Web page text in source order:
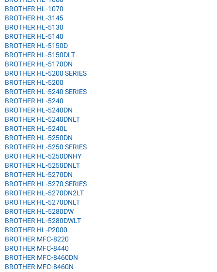
BROTHER HL-1070
BROTHER HL-3145
BROTHER HL-5130
BROTHER HL-5140
BROTHER HL-5150D
BROTHER HL-5150DLT
BROTHER HL-5170DN
BROTHER HL-5200 SERIES
BROTHER HL-5200
BROTHER HL-5240 SERIES
BROTHER HL-5240
BROTHER HL-5240DN
BROTHER HL-5240DNLT
BROTHER HL-5240L
BROTHER HL-5250DN
BROTHER HL-5250 SERIES
BROTHER HL-5250DNHY
BROTHER HL-5250DNLT
BROTHER HL-5270DN
BROTHER HL-5270 SERIES
BROTHER HL-5270DN2LT
BROTHER HL-5270DNLT
BROTHER HL-5280DW
BROTHER HL-5280DWLT
BROTHER HL-P2000
BROTHER MFC-8220
BROTHER MFC-8440
BROTHER MFC-8460DN
BROTHER MFC-8460N